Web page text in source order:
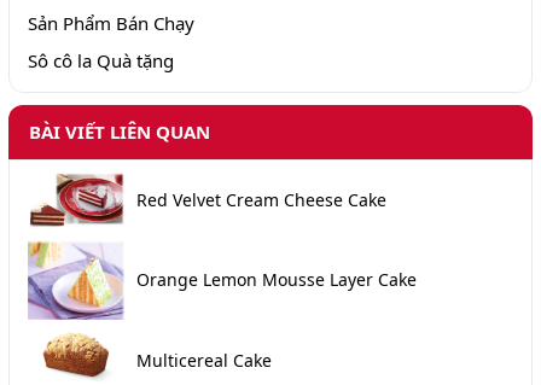
Sản Phẩm Bán Chạy
Sô cô la Quà tặng
BÀI VIẾT LIÊN QUAN
Red Velvet Cream Cheese Cake
Orange Lemon Mousse Layer Cake
Multicereal Cake